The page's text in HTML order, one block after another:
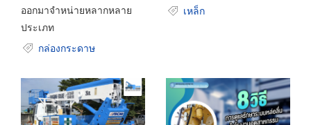
ออกมาจำหน่ายหลากหลาย
ประเภท
กล่องกระดาษ
เหล็ก